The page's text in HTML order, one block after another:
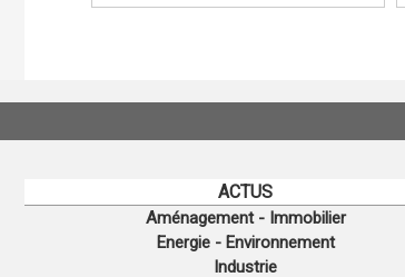
ACTUS
Aménagement - Immobilier
Energie - Environnement
Industrie